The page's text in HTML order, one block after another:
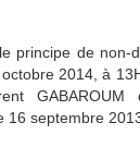
principe de non-
2014, à
septembre